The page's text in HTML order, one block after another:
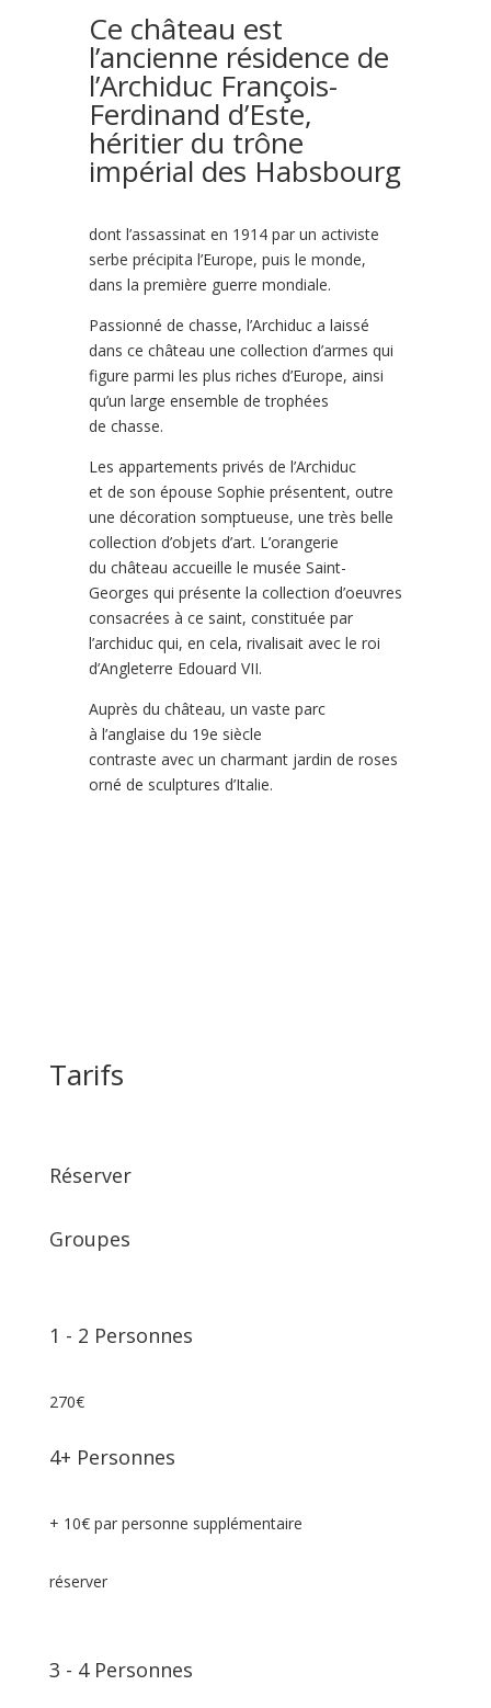
Ce château est
l’ancienne résidence de
l’Archiduc François-
Ferdinand d’Este,
héritier du trône
impérial des Habsbourg
dont l’assassinat en 1914 par un activiste
serbe précipita l’Europe, puis le monde,
dans la première guerre mondiale.
Passionné de chasse, l’Archiduc a laissé
dans ce château une collection d’armes qui
figure parmi les plus riches d’Europe, ainsi
qu’un large ensemble de trophées
de chasse.
Les appartements privés de l’Archiduc
et de son épouse Sophie présentent, outre
une décoration somptueuse, une très belle
collection d’objets d’art. L’orangerie
du château accueille le musée Saint-
Georges qui présente la collection d’oeuvres
consacrées à ce saint, constituée par
l’archiduc qui, en cela, rivalisait avec le roi
d’Angleterre Edouard VII.
Auprès du château, un vaste parc
à l’anglaise du 19e siècle
contraste avec un charmant jardin de roses
orné de sculptures d’Italie.
Tarifs
Réserver
Groupes
1 ⁠⁠⁠⁠⁠- 2 Personnes
270€
4+ Personnes
+ 10€ par personne supplémentaire
réserver
3 ⁠⁠⁠⁠⁠- 4 Personnes